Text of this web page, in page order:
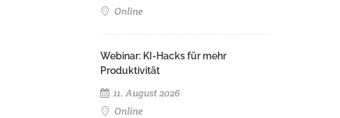
Online
Webinar: KI-Hacks für mehr
Produktivität
11. August 2026
Online